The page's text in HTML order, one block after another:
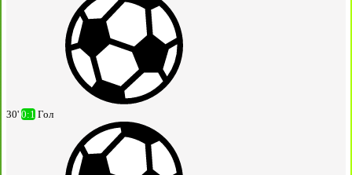
30' 0:1 Гол